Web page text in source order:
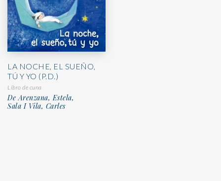
LA NOCHE, EL SUEÑO,
TÚ Y YO (P.D.)
Libro de cuna
De Arenzana, Estela,
Sala I Vila, Carles